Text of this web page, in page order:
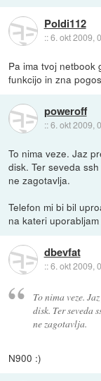
Poldi112
::6. okt 2009,
Pa ima tvoj netbook
funkcijo in zna
poweroff
::6. okt 2009,
To nima veze. Jaz
disk. Ter seveda
ne zagotavlja.
Telefon mi bi bil
na kateri
dbevfat
::6. okt 2009,
To nima veze.
disk. Ter seveda
ne zagotavlja.
N900 :)